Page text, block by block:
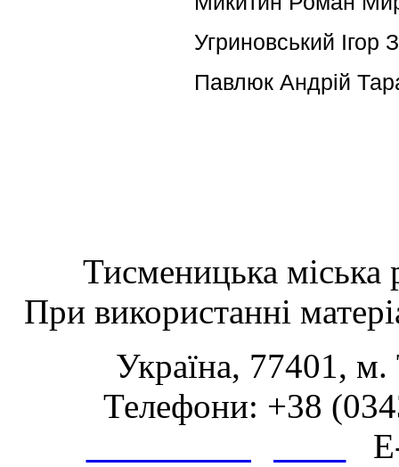
Угриновський Ігор
Павлюк Андрій
Тисменицька міська
При використанні
Україна, 77401,
Телефони: +38